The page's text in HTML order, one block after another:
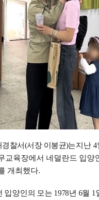
찰서(서장 이봉균)는지난 4
교육장에서 네덜란드 입양
개최했다.
입양인의 모는 1978년 6월 1